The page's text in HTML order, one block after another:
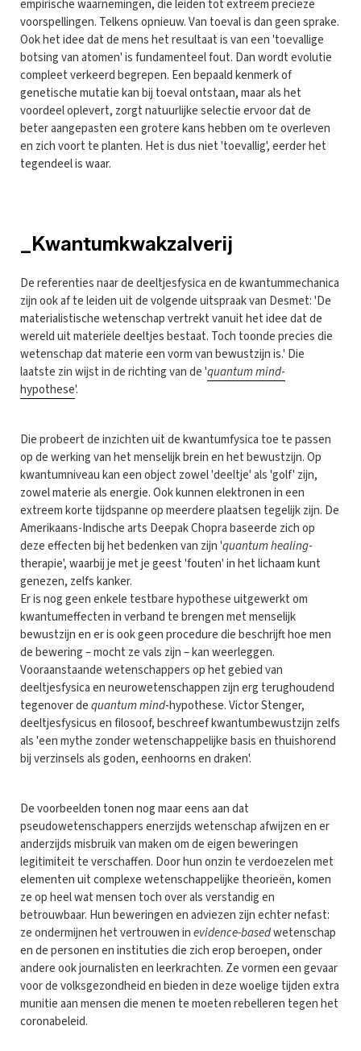
empirische waarnemingen, die leiden tot extreem precieze
voorspellingen. Telkens opnieuw. Van toeval is dan geen sprake.
Ook het idee dat de mens het resultaat is van een 'toevallige
botsing van atomen' is fundamenteel fout. Dan wordt evolutie
compleet verkeerd begrepen. Een bepaald kenmerk of
genetische mutatie kan bij toeval ontstaan, maar als het
voordeel oplevert, zorgt natuurlijke selectie ervoor dat de
beter aangepasten een grotere kans hebben om te overleven
en zich voort te planten. Het is dus niet 'toevallig', eerder het
tegendeel is waar.
_Kwantumkwakzalverij
De referenties naar de deeltjesfysica en de kwantummechanica
zijn ook af te leiden uit de volgende uitspraak van Desmet: 'De
materialistische wetenschap vertrekt vanuit het idee dat de
wereld uit materiële deeltjes bestaat. Toch toonde precies die
wetenschap dat materie een vorm van bewustzijn is.' Die
laatste zin wijst in de richting van de 'quantum mind-
hypothese'.
Die probeert de inzichten uit de kwantumfysica toe te passen
op de werking van het menselijk brein en het bewustzijn. Op
kwantumniveau kan een object zowel 'deeltje' als 'golf' zijn,
zowel materie als energie. Ook kunnen elektronen in een
extreem korte tijdspanne op meerdere plaatsen tegelijk zijn. De
Amerikaans-Indische arts Deepak Chopra baseerde zich op
deze effecten bij het bedenken van zijn 'quantum healing-
therapie', waarbij je met je geest 'fouten' in het lichaam kunt
genezen, zelfs kanker.
Er is nog geen enkele testbare hypothese uitgewerkt om
kwantumeffecten in verband te brengen met menselijk
bewustzijn en er is ook geen procedure die beschrijft hoe men
de bewering – mocht ze vals zijn – kan weerleggen.
Vooraanstaande wetenschappers op het gebied van
deeltjesfysica en neurowetenschappen zijn erg terughoudend
tegenover dequantum mind-hypothese. Victor Stenger,
deeltjesfysicus en filosoof, beschreef kwantumbewustzijn zelfs
als 'een mythe zonder wetenschappelijke basis en thuishorend
bij verzinsels als goden, eenhoorns en draken'.
De voorbeelden tonen nog maar eens aan dat
pseudowetenschappers enerzijds wetenschap afwijzen en er
anderzijds misbruik van maken om de eigen beweringen
legitimiteit te verschaffen. Door hun onzin te verdoezelen met
elementen uit complexe wetenschappelijke theorieën, komen
ze op heel wat mensen toch over als verstandig en
betrouwbaar. Hun beweringen en adviezen zijn echter nefast:
ze ondermijnen het vertrouwen inevidence-basedwetenschap
en de personen en instituties die zich erop beroepen, onder
andere ook journalisten en leerkrachten. Ze vormen een gevaar
voor de volksgezondheid en bieden in deze woelige tijden extra
munitie aan mensen die menen te moeten rebelleren tegen het
coronabeleid.